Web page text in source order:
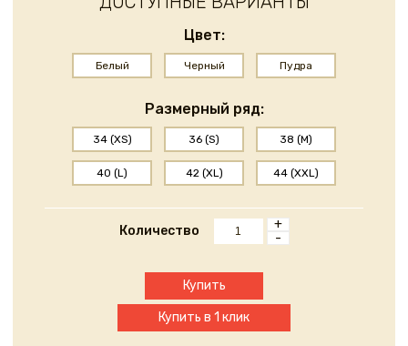
Цвет:
Белый Черный Пудра
Размерный ряд:
34 (XS) 36 (S) 38 (M)
40 (L) 42 (XL) 44 (XXL)
Количество
+
-
Купить
Купить в 1 клик